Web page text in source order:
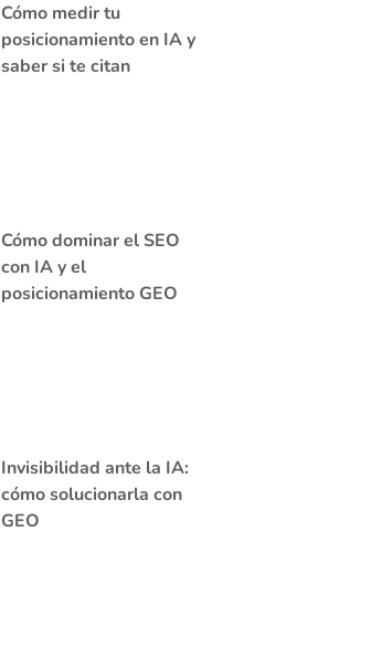
Cómo medir tu
posicionamiento en IA y
saber si te citan
Cómo dominar el SEO
con IA y el
posicionamiento GEO
Invisibilidad ante la IA:
cómo solucionarla con
GEO